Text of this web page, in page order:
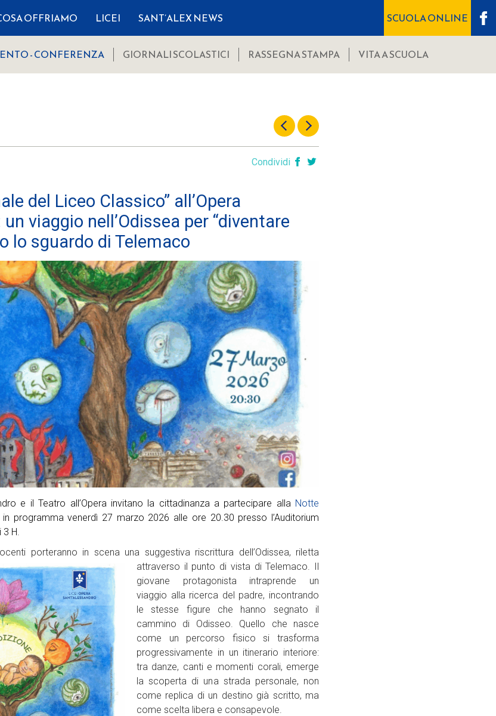
OFFRIAMO LICEI SANT’ALEX NEWS SCUOLA ONLINE
- CONFERENZA GIORNALI SCOLASTICI RASSEGNA STAMPA VITA A SCUOLA
Condividi
del Liceo Classico” all’Opera
viaggio nell’Odissea per “diventare
lo sguardo di Telemaco
e il Teatro all’Opera invitano la cittadinanza a partecipare alla Notte
in programma venerdì 27 marzo 2026 alle ore 20.30 presso l’Auditorium
H.
porteranno in scena una suggestiva riscrittura dell’Odissea, riletta
attraverso il punto di vista di Telemaco. Il
giovane protagonista intraprende un
viaggio alla ricerca del padre, incontrando
le stesse figure che hanno segnato il
cammino di Odisseo. Quello che nasce
come un percorso fisico si trasforma
progressivamente in un itinerario interiore:
tra danze, canti e momenti corali, emerge
la scoperta di una strada personale, non
come replica di un destino già scritto, ma
come scelta libera e consapevole.